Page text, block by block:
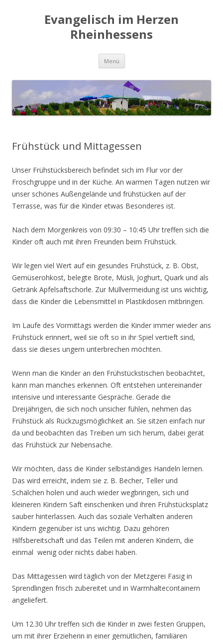
Evangelisch im Herzen
Rheinhessens
Menü Zum
springen
Frühstück und Mittagessen
Unser Frühstücksbereich befindet sich im Flur vor der
Froschgruppe und in der Küche. An warmen Tagen nutzen wir
unser schönes Außengelände und frühstücken auf der
Terrasse, was für die Kinder etwas Besonderes ist.
Nach dem Morgenkreis von 09:30 – 10:45 Uhr treffen sich die
Kinder oft auch mit ihren Freunden beim Frühstück.
Wir legen viel Wert auf ein gesundes Frühstück, z. B. Obst,
Gemüserohkost, belegte Brote, Müsli, Joghurt, Quark und als
Getränk Apfelsaftschorle. Zur Müllvermeidung ist uns wichtig,
dass die Kinder die Lebensmittel in Plastikdosen mitbringen.
Im Laufe des Vormittags werden die Kinder immer wieder ans
Frühstück erinnert, weil sie oft so in ihr Spiel vertieft sind,
dass sie dieses ungern unterbrechen möchten.
Wenn man die Kinder an den Frühstückstischen beobachtet,
kann man manches erkennen. Oft entstehen untereinander
intensive und interessante Gespräche. Gerade die
Dreijährigen, die sich noch unsicher fühlen, nehmen das
Frühstück als Rückzugsmöglichkeit an. Sie sitzen einfach nur
da und beobachten das Treiben um sich herum, dabei gerät
das Frühstück zur Nebensache.
Wir möchten, dass die Kinder selbständiges Handeln lernen.
Das wird erreicht, indem sie z. B. Becher, Teller und
Schälchen holen und auch wieder wegbringen, sich und
kleineren Kindern Saft einschenken und ihren Frühstücksplatz
sauber hinterlassen. Auch das soziale Verhalten anderen
Kindern gegenüber ist uns wichtig. Dazu gehören
Hilfsbereitschaft und das Teilen mit anderen Kindern, die
einmal wenig oder nichts dabei haben.
Das Mittagessen wird täglich von der Metzgerei Fasig in
Sprendlingen frisch zubereitet und in Warmhaltecontainern
angeliefert.
Um 12.30 Uhr treffen sich die Kinder in zwei festen Gruppen,
um mit ihrer Erzieherin in einer gemütlichen, familiären